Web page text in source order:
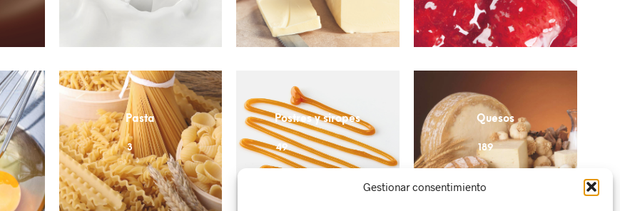
Gestionar consentimiento
Pasta
3
Postres y siropes
49
Quesos
189